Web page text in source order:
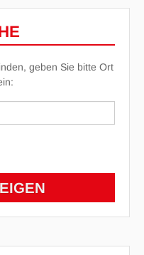
geben Sie bitte Ort